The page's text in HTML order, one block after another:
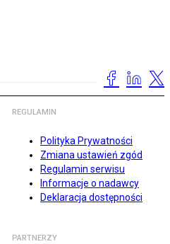
REGULAMIN
Polityka Prywatności
Zmiana ustawień zgód
Regulamin serwisu
Informacje o nadawcy
Deklaracja dostępności
PARTNERZY